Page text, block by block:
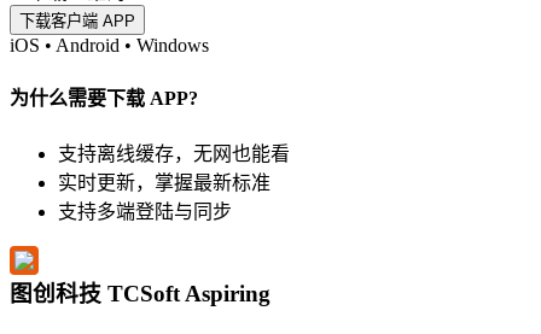
下载客户端 APP
iOS • Android • Windows
为什么需要下载 APP?
支持离线缓存，无网也能看
实时更新，掌握最新标准
支持多端登陆与同步
图创科技 TCSoft Aspiring